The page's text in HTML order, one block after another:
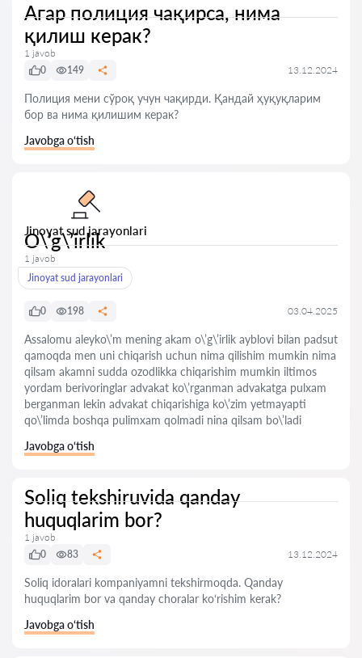
Агар полиция чақирса, нима
қилиш керак?
1 javob
0
149 13.12.2024
Полиция мени сўроқ учун чақирди. Қандай ҳуқуқларим
бор ва нима қилишим керак?
Javobga o‘tish
Jinoyat sud jarayonlari
O\’g\’irlik
1 javob
Jinoyat sud jarayonlari
0 198 03.04.2025
Assalomu aleyko\’m mening akam o\’g\’irlik ayblovi bilan padsut
qamoqda men uni chiqarish uchun nima qilishim mumkin nima
qilsam akamni sudda ozodlikka chiqarishim mumkin iltimos
yordam berivoringlar advakat ko\’rganman advakatga pulxam
berganman lekin advakat chiqarishiga ko\’zim yetmayapti
qo\’limda boshqa pulimxam qolmadi nina qilsam bo\’ladi
Javobga o‘tish
Soliq tekshiruvida qanday
huquqlarim bor?
1 javob
0
83 13.12.2024
Soliq idoralari kompaniyamni tekshirmoqda. Qanday
huquqlarim bor va qanday choralar ko‘rishim kerak?
Javobga o‘tish